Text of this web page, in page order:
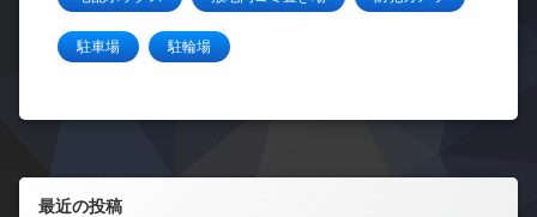
駐車場 駐輪場
左サイドバー
最近の投稿